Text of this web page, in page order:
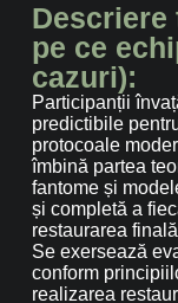
Descriere
pe ce
cazuri):
Participanții
predictibile
protocoale
îmbină partea
fantome și
și completă a
restaurarea
Se exersează
conform
realizarea